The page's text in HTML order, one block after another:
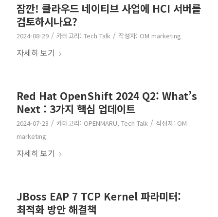
잠깐! 클라우드 네이티브 사업에 HCI 서버를
검토하시나요?
2024-08-29 / 카테고리: Tech Talk / 작성자: OM marketing
자세히 보기
Red Hat OpenShift 2024 Q2: What’s
Next : 3가지 핵심 업데이트
2024-07-23 / 카테고리: OPENMARU, Tech Talk / 작성자: OM
marketing
자세히 보기
JBoss EAP 7 TCP Kernel 파라미터:
최적화 방안 해결책